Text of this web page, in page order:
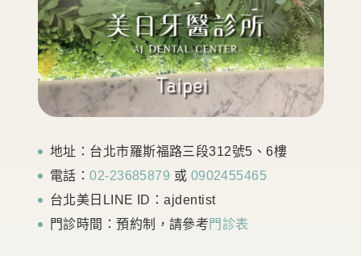
地址：台北市羅斯福路三段312號5、6樓
電話：02-23685879 或 0902455465
台北美日LINE ID：ajdentist
門診時間：預約制，請參考門診表